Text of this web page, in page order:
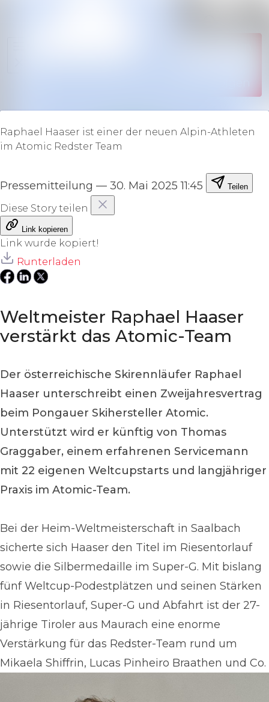
Raphael Haaser ist einer der neuen Alpin-Athleten
im Atomic Redster Team
Pressemitteilung — 30. Mai 2025 11:45 Teilen
Diese Story teilen
Link kopieren
Link wurde kopiert!
Runterladen
Weltmeister Raphael Haaser
verstärkt das Atomic-Team
Der österreichische Skirennläufer Raphael
Haaser unterschreibt einen Zweijahresvertrag
beim Pongauer Skihersteller Atomic.
Unterstützt wird er künftig von Thomas
Graggaber, einem erfahrenen Servicemann
mit 22 eigenen Weltcupstarts und langjähriger
Praxis im Atomic-Team.
Bei der Heim-Weltmeisterschaft in Saalbach
sicherte sich Haaser den Titel im Riesentorlauf
sowie die Silbermedaille im Super-G. Mit bislang
fünf Weltcup-Podestplätzen und seinen Stärken
in Riesentorlauf, Super-G und Abfahrt ist der 27-
jährige Tiroler aus Maurach eine enorme
Verstärkung für das Redster-Team rund um
Mikaela Shiffrin, Lucas Pinheiro Braathen und Co.